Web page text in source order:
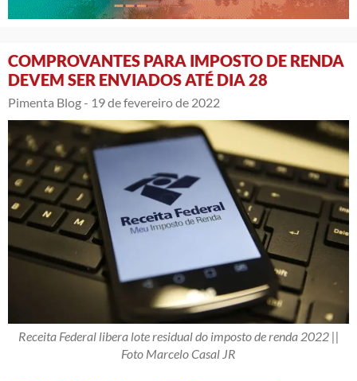
COMPROVANTES PARA IMPOSTO DE RENDA
DEVEM SER ENVIADOS ATÉ DIA 28
Pimenta Blog - 19 de fevereiro de 2022
Receita Federal libera lote residual do imposto de renda 2022 ||
Foto Marcelo Casal JR